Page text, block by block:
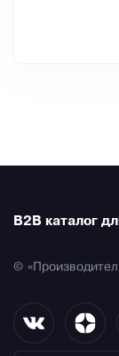
B2B каталог
©